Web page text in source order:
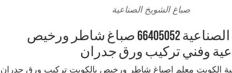
صباغ الشويخ الصناعية
صباغ الشويخ الصناعية 66405052 صباغ شاطر ورخيص
وفني تركيب ورق جدران
الكويت معلم اصباغ شاطر ورخيص بالكويت تركيب ورق جدران